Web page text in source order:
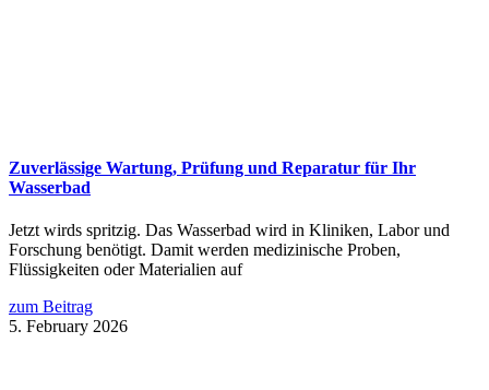
Zuverlässige Wartung, Prüfung und Reparatur für Ihr
Wasserbad
Jetzt wirds spritzig. Das Wasserbad wird in Kliniken, Labor und
Forschung benötigt. Damit werden medizinische Proben,
Flüssigkeiten oder Materialien auf
zum Beitrag
5. February 2026